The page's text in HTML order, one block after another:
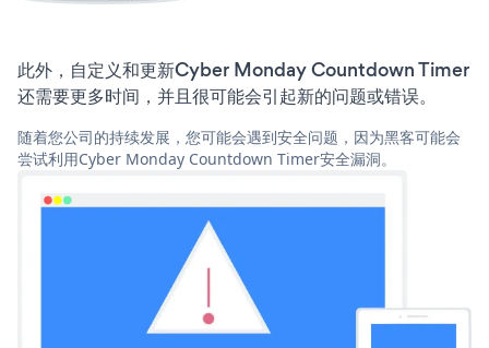
此外，自定义和更新Cyber Monday Countdown Timer
还需要更多时间，并且很可能会引起新的问题或错误。
随着您公司的持续发展，您可能会遇到安全问题，因为黑客可能会
尝试利用Cyber Monday Countdown Timer安全漏洞。